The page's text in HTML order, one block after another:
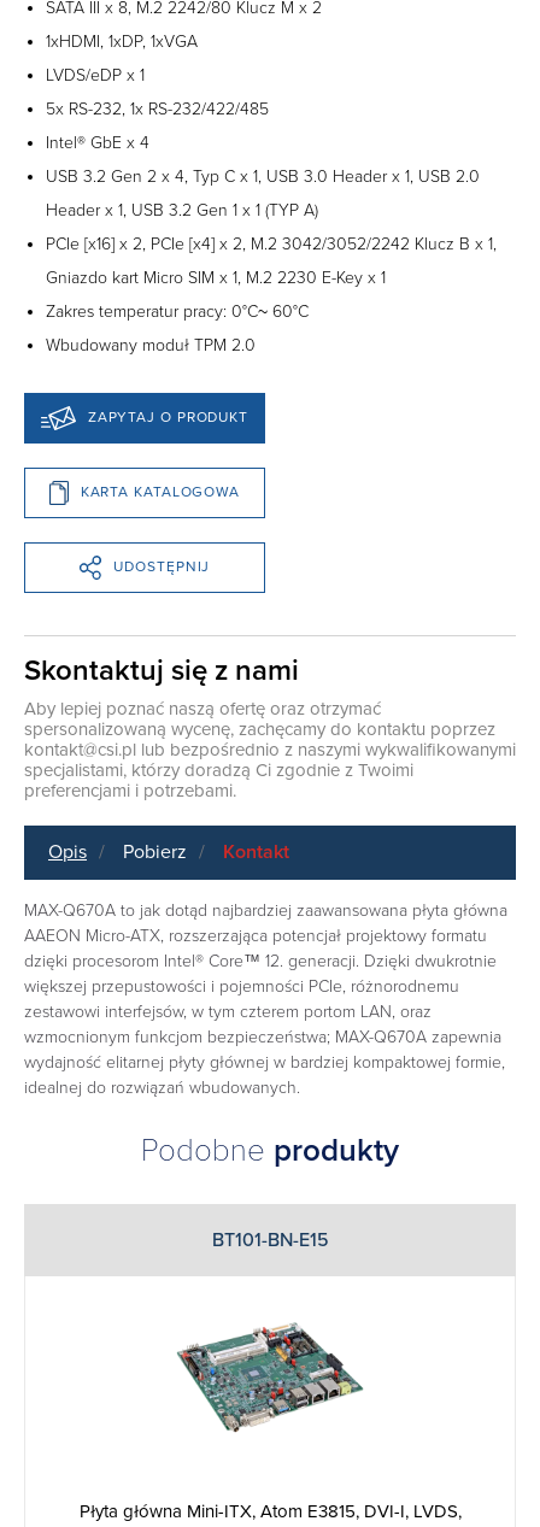
SATA III x 8, M.2 2242/80 Klucz M x 2
1xHDMI, 1xDP, 1xVGA
LVDS/eDP x 1
5x RS-232, 1x RS-232/422/485
Intel® GbE x 4
USB 3.2 Gen 2 x 4, Typ C x 1, USB 3.0 Header x 1, USB 2.0
Header x 1, USB 3.2 Gen 1 x 1 (TYP A)
PCIe [x16] x 2, PCIe [x4] x 2, M.2 3042/3052/2242 Klucz B x 1,
Gniazdo kart Micro SIM x 1, M.2 2230 E-Key x 1
Zakres temperatur pracy: 0°C~ 60°C
Wbudowany moduł TPM 2.0
ZAPYTAJ O PRODUKT
KARTA KATALOGOWA
UDOSTĘPNIJ
Skontaktuj się z nami
Aby lepiej poznać naszą ofertę oraz otrzymać
spersonalizowaną wycenę, zachęcamy do kontaktu poprzez
kontakt@csi.pl lub bezpośrednio z naszymi wykwalifikowanymi
specjalistami, którzy doradzą Ci zgodnie z Twoimi
preferencjami i potrzebami.
Opis Pobierz Kontakt
MAX-Q670A to jak dotąd najbardziej zaawansowana płyta główna
AAEON Micro-ATX, rozszerzająca potencjał projektowy formatu
dzięki procesorom Intel® Core™ 12. generacji. Dzięki dwukrotnie
większej przepustowości i pojemności PCIe, różnorodnemu
zestawowi interfejsów, w tym czterem portom LAN, oraz
wzmocnionym funkcjom bezpieczeństwa; MAX-Q670A zapewnia
wydajność elitarnej płyty głównej w bardziej kompaktowej formie,
idealnej do rozwiązań wbudowanych.
Podobne produkty
BT101-BN-E15
Płyta główna Mini-ITX, Atom E3815, DVI-I, LVDS,